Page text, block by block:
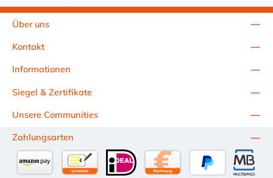
Über uns
Kontakt
Informationen
Unsere Communities
Siegel & Zertifikate
Zahlungsarten